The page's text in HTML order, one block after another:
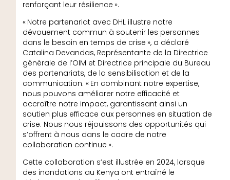
renforçant leur résilience ».
« Notre partenariat avec DHL illustre notre
dévouement commun à soutenir les personnes
dans le besoin en temps de crise », a déclaré
Catalina Devandas, Représentante de la Directrice
générale de l’OIM et Directrice principale du Bureau
des partenariats, de la sensibilisation et de la
communication. « En combinant notre expertise,
nous pouvons améliorer notre efficacité et
accroître notre impact, garantissant ainsi un
soutien plus efficace aux personnes en situation de
crise. Nous nous réjouissons des opportunités qui
s’offrent à nous dans le cadre de notre
collaboration continue ».
Cette collaboration s’est illustrée en 2024, lorsque
des inondations au Kenya ont entraîné le